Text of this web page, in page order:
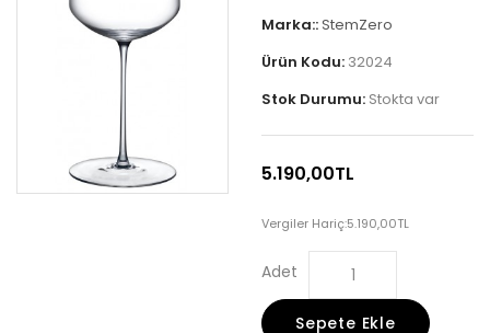
Marka::StemZero
Ürün Kodu: 32024
Stok Durumu: Stokta var
5.190,00TL
Vergiler Hariç:5.190,00TL
Adet
Sepete Ekle